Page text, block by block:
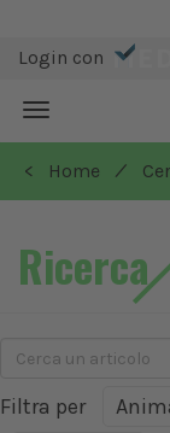
Login con
Toggle
navigation
< Home
/
Ricerca
Filtra per